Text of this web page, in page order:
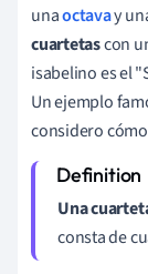
unaoctavay
cuartetascon
isabelino es el
Un ejemplo
considero
Una
consta de